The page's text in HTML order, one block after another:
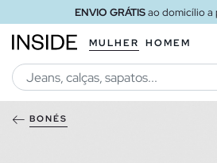
ENVIO GRÁTISao domicílio a
MULHER HOMEM
BONÉS